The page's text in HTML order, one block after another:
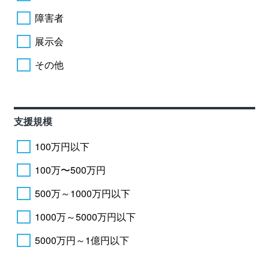
障害者
展示会
その他
支援規模
100万円以下
100万〜500万円
500万～1000万円以下
1000万～5000万円以下
5000万円～1億円以下